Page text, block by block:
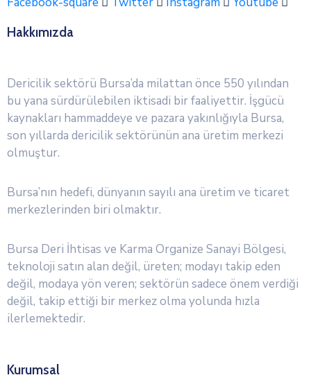
Hakkımızda
Dericilik sektörü Bursa’da milattan önce 550 yılından
bu yana sürdürülebilen iktisadi bir faaliyettir. İşgücü
kaynakları hammaddeye ve pazara yakınlığıyla Bursa,
son yıllarda dericilik sektörünün ana üretim merkezi
olmuştur.
Bursa’nın hedefi, dünyanın sayılı ana üretim ve ticaret
merkezlerinden biri olmaktır.
Bursa Deri İhtisas ve Karma Organize Sanayi Bölgesi,
teknoloji satın alan değil, üreten; modayı takip eden
değil, modaya yön veren; sektörün sadece önem verdiği
değil, takip ettiği bir merkez olma yolunda hızla
ilerlemektedir.
Kurumsal